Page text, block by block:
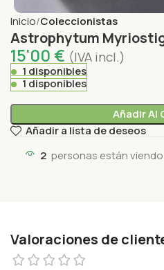
Inicio Coleccionistas
Astrophytum
15'00 € (IVA incl.)
1 disponibles
1 disponibles
Añadir Al
Añadir a lista de deseos
2 personas están
Valoraciones de